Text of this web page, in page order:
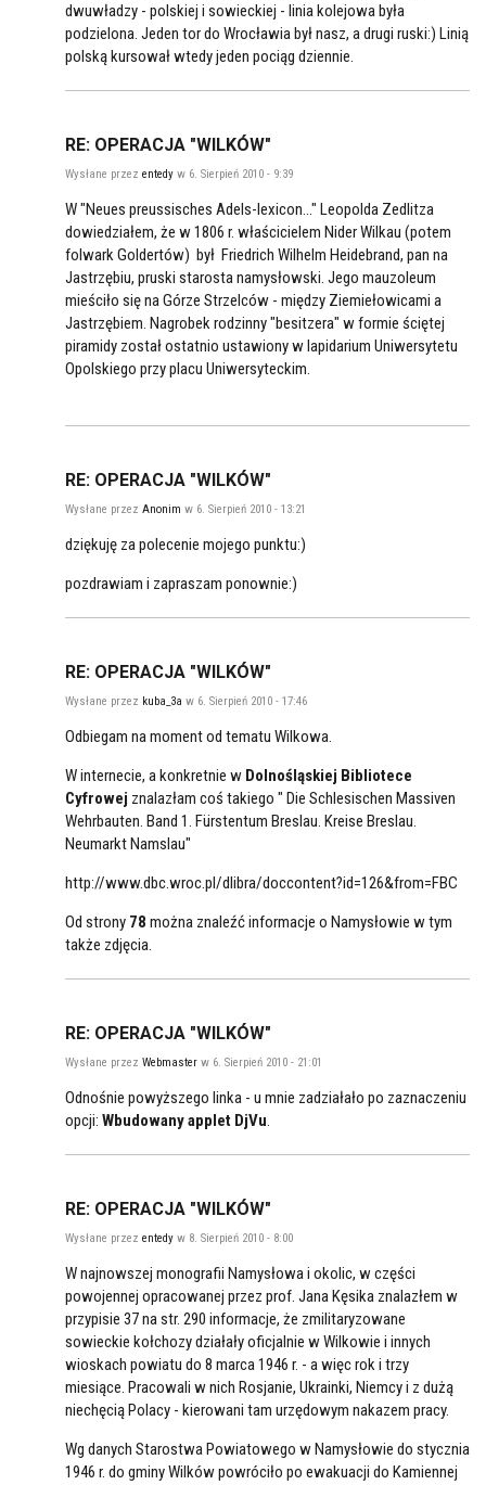
dwuwładzy - polskiej i sowieckiej - linia kolejowa była
podzielona. Jeden tor do Wrocławia był nasz, a drugi ruski:) Linią
polską kursował wtedy jeden pociąg dziennie.
RE: OPERACJA "WILKÓW"
Wysłane przez entedy w 6. Sierpień 2010 - 9:39
W "Neues preussisches Adels-lexicon..." Leopolda Zedlitza
dowiedziałem, że w 1806 r. właścicielem Nider Wilkau (potem
folwark Goldertów) był Friedrich Wilhelm Heidebrand, pan na
Jastrzębiu, pruski starosta namysłowski. Jego mauzoleum
mieściło się na Górze Strzelców - między Ziemiełowicami a
Jastrzębiem. Nagrobek rodzinny "besitzera" w formie ściętej
piramidy został ostatnio ustawiony w lapidarium Uniwersytetu
Opolskiego przy placu Uniwersyteckim.
RE: OPERACJA "WILKÓW"
Wysłane przez Anonim w 6. Sierpień 2010 - 13:21
dziękuję za polecenie mojego punktu:)
pozdrawiam i zapraszam ponownie:)
RE: OPERACJA "WILKÓW"
Wysłane przez kuba_3a w 6. Sierpień 2010 - 17:46
Odbiegam na moment od tematu Wilkowa.
W internecie, a konkretnie w Dolnośląskiej Bibliotece
Cyfrowej znalazłam coś takiego " Die Schlesischen Massiven
Wehrbauten. Band 1. Fürstentum Breslau. Kreise Breslau.
Neumarkt Namslau"
http://www.dbc.wroc.pl/dlibra/doccontent?id=126&from=FBC
Od strony 78 można znaleźć informacje o Namysłowie w tym
także zdjęcia.
RE: OPERACJA "WILKÓW"
Wysłane przez Webmaster w 6. Sierpień 2010 - 21:01
Odnośnie powyższego linka - u mnie zadziałało po zaznaczeniu
opcji: Wbudowany applet DjVu.
RE: OPERACJA "WILKÓW"
Wysłane przez entedy w 8. Sierpień 2010 - 8:00
W najnowszej monografii Namysłowa i okolic, w części
powojennej opracowanej przez prof. Jana Kęsika znalazłem w
przypisie 37 na str. 290 informacje, że zmilitaryzowane
sowieckie kołchozy działały oficjalnie w Wilkowie i innych
wioskach powiatu do 8 marca 1946 r. - a więc rok i trzy
miesiące. Pracowali w nich Rosjanie, Ukrainki, Niemcy i z dużą
niechęcią Polacy - kierowani tam urzędowym nakazem pracy.
Wg danych Starostwa Powiatowego w Namysłowie do stycznia
1946 r. do gminy Wilków powróciło po ewakuacji do Kamiennej